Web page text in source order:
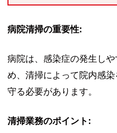
病院清掃の重要性:
病院は、感染症の発生し
め、清掃によって院内感
守る必要があります。
清掃業務のポイント: